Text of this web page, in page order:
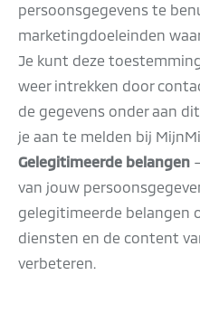
persoonsgegevens te
marketingdoeleinden
Je kunt deze
weer intrekken door
de gegevens onder aan
je aan te melden bij
Gelegitimeerde belangen
van jouw
gelegitimeerde belangen
diensten en de content
verbeteren.